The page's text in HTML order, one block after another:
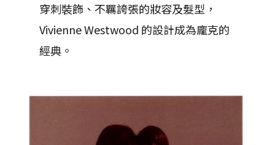
穿刺裝飾、不羈誇張的妝容及髮型，
Vivienne Westwood 的設計成為龐克的
經典。